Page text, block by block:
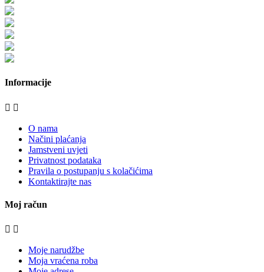
Informacije
 
O nama
Načini plaćanja
Jamstveni uvjeti
Privatnost podataka
Pravila o postupanju s kolačićima
Kontaktirajte nas
Moj račun
 
Moje narudžbe
Moja vraćena roba